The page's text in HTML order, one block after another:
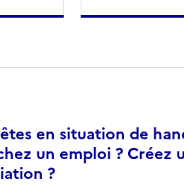
en situation de
un emploi ? Créez
?